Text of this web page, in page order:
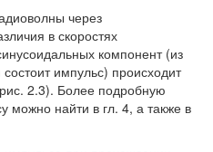
через
в скоростях
компонент (из
импульс) происходит
2.3). Более подробную
найти в гл. 4, а также в